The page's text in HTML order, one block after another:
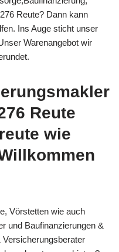
Reute? Dann kann
Ins Auge sticht unser
Warenangebot wir
Reute
wie
Vörstetten wie auch
und Baufinanzierungen &